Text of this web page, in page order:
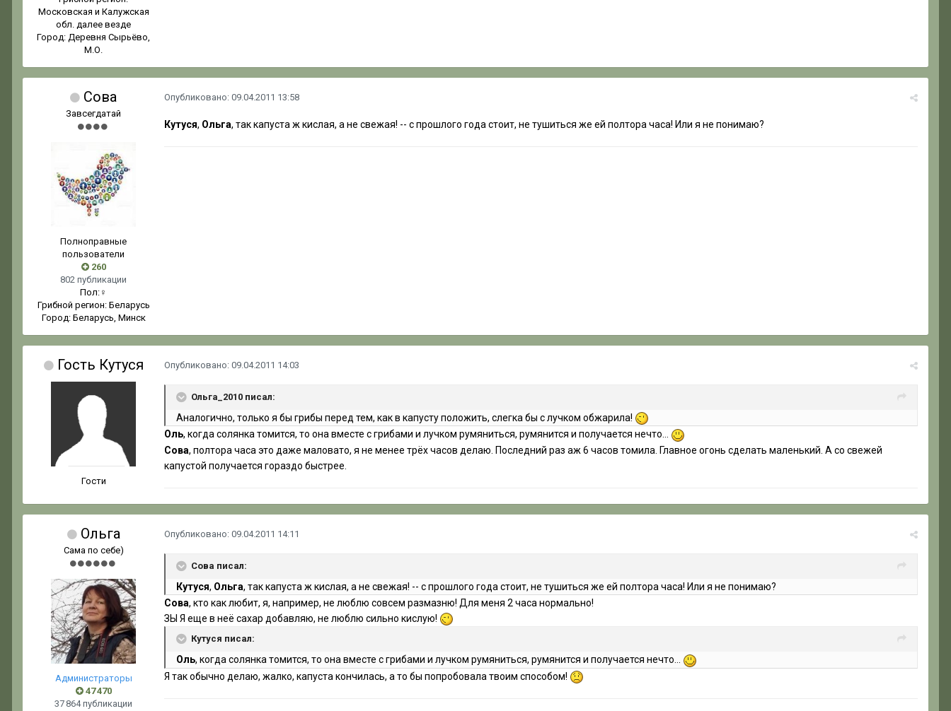
Московская и Калужская
обл. далее везде
Город: Деревня Сырьёво,
М.О.
Сова
Завсегдатай
Полноправные
пользователи
260
802 публикации
Пол: ♀
Грибной регион: Беларусь
Город: Беларусь, Минск
Опубликовано: 09.04.2011 13:58
Кутуся, Ольга, так капуста ж кислая, а не свежая! -- с прошлого года стоит, не тушиться же ей полтора часа! Или я не понимаю?
Гость Кутуся
Гости
Опубликовано: 09.04.2011 14:03
Ольга_2010 писал:
Аналогично, только я бы грибы перед тем, как в капусту положить, слегка бы с лучком обжарила!
Оль, когда солянка томится, то она вместе с грибами и лучком румяниться, румянится и получается нечто...
Сова, полтора часа это даже маловато, я не менее трёх часов делаю. Последний раз аж 6 часов томила. Главное огонь сделать маленький. А со свежей
капустой получается гораздо быстрее.
Ольга
Сама по себе)
Администраторы
47 470
37 864 публикации
Опубликовано: 09.04.2011 14:11
Сова писал:
Кутуся, Ольга, так капуста ж кислая, а не свежая! -- с прошлого года стоит, не тушиться же ей полтора часа! Или я не понимаю?
Сова, кто как любит, я, например, не люблю совсем размазню! Для меня 2 часа нормально!
ЗЫ Я еще в неё сахар добавляю, не люблю сильно кислую!
Кутуся писал:
Оль, когда солянка томится, то она вместе с грибами и лучком румяниться, румянится и получается нечто...
Я так обычно делаю, жалко, капуста кончилась, а то бы попробовала твоим способом!